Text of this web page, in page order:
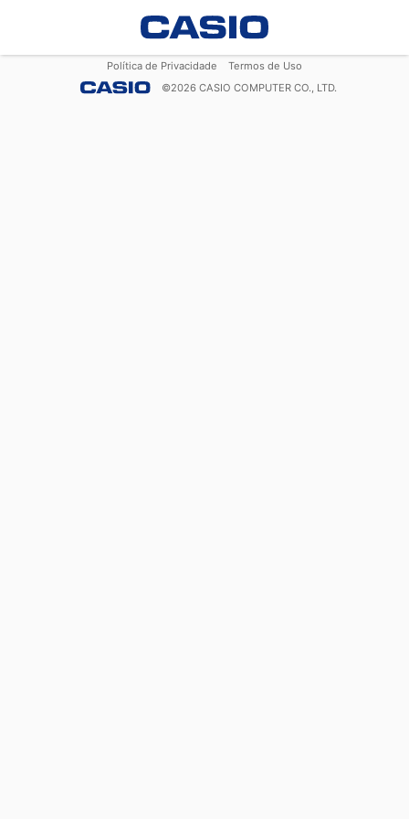
Política de Privacidade
Termos de Uso
©2026 CASIO COMPUTER CO., LTD.